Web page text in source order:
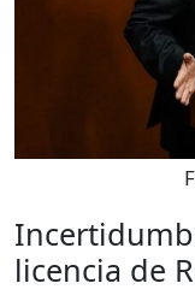
licencia de